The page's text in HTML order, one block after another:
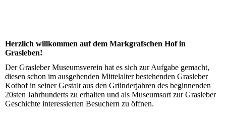
Herzlich willkommen auf dem Markgrafschen Hof in
Grasleben!
Der Grasleber Museumsverein hat es sich zur Aufgabe gemacht,
diesen schon im ausgehenden Mittelalter bestehenden Grasleber
Kothof in seiner Gestalt aus den Gründerjahren des beginnenden
20sten Jahrhunderts zu erhalten und als Museumsort zur Grasleber
Geschichte interessierten Besuchern zu öffnen.